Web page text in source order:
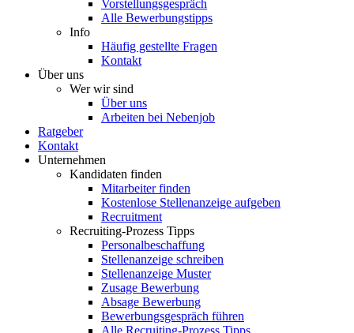
Vorstellungsgespräch
Alle Bewerbungstipps
Info
Häufig gestellte Fragen
Kontakt
Über uns
Wer wir sind
Über uns
Arbeiten bei Nebenjob
Ratgeber
Kontakt
Unternehmen
Kandidaten finden
Mitarbeiter finden
Kostenlose Stellenanzeige aufgeben
Recruitment
Recruiting-Prozess Tipps
Personalbeschaffung
Stellenanzeige schreiben
Stellenanzeige Muster
Zusage Bewerbung
Absage Bewerbung
Bewerbungsgespräch führen
Alle Recruiting-Prozess Tipps